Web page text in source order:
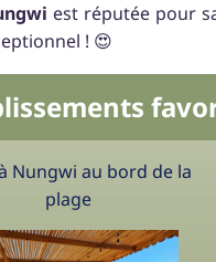
est réputée pour
! 😍
Nungwi au bord de la
plage